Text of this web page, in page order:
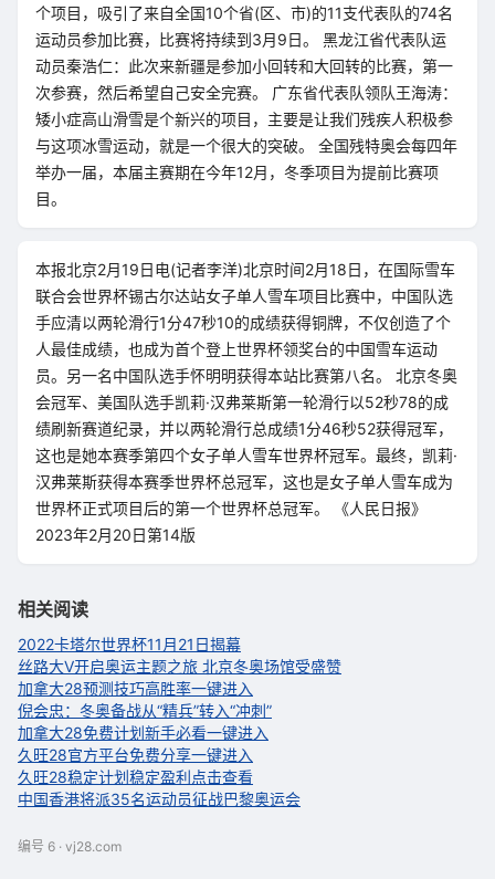
个项目，吸引了来自全国10个省(区、市)的11支代表队的74名
运动员参加比赛，比赛将持续到3月9日。 黑龙江省代表队运
动员秦浩仁：此次来新疆是参加小回转和大回转的比赛，第一
次参赛，然后希望自己安全完赛。 广东省代表队领队王海涛：
矮小症高山滑雪是个新兴的项目，主要是让我们残疾人积极参
与这项冰雪运动，就是一个很大的突破。 全国残特奥会每四年
举办一届，本届主赛期在今年12月，冬季项目为提前比赛项
目。
本报北京2月19日电(记者李洋)北京时间2月18日，在国际雪车
联合会世界杯锡古尔达站女子单人雪车项目比赛中，中国队选
手应清以两轮滑行1分47秒10的成绩获得铜牌，不仅创造了个
人最佳成绩，也成为首个登上世界杯领奖台的中国雪车运动
员。另一名中国队选手怀明明获得本站比赛第八名。 北京冬奥
会冠军、美国队选手凯莉·汉弗莱斯第一轮滑行以52秒78的成
绩刷新赛道纪录，并以两轮滑行总成绩1分46秒52获得冠军，
这也是她本赛季第四个女子单人雪车世界杯冠军。最终，凯莉·
汉弗莱斯获得本赛季世界杯总冠军，这也是女子单人雪车成为
世界杯正式项目后的第一个世界杯总冠军。 《人民日报》
2023年2月20日第14版
相关阅读
2022卡塔尔世界杯11月21日揭幕
丝路大V开启奥运主题之旅 北京冬奥场馆受盛赞
加拿大28预测技巧高胜率一键进入
倪会忠：冬奥备战从“精兵”转入“冲刺”
加拿大28免费计划新手必看一键进入
久旺28官方平台免费分享一键进入
久旺28稳定计划稳定盈利点击查看
中国香港将派35名运动员征战巴黎奥运会
编号 6 · vj28.com